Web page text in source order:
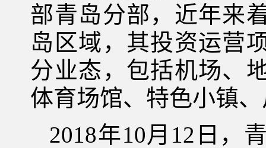
部青岛分部，近年来
岛区域，其投资运营
分业态，包括机场、
体育场馆、特色小镇
2018年10月12日，